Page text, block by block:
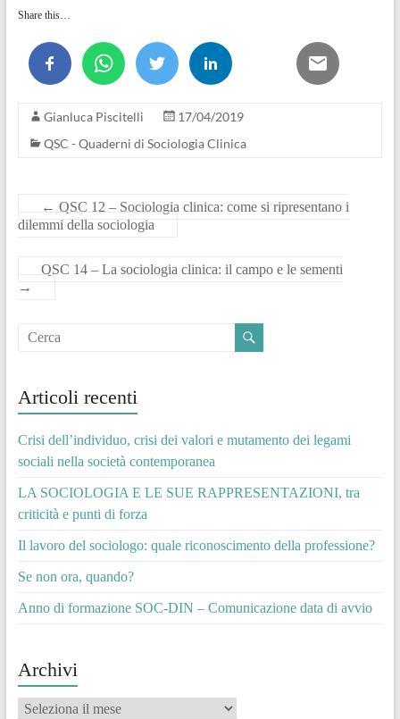
Share this…
Gianluca Piscitelli
17/04/2019
QSC - Quaderni di Sociologia Clinica
← QSC 12 – Sociologia clinica: come si ripresentano i
dilemmi della sociologia
QSC 14 – La sociologia clinica: il campo e le sementi
→
Articoli recenti
Crisi dell’individuo, crisi dei valori e mutamento dei legami
sociali nella società contemporanea
LA SOCIOLOGIA E LE SUE RAPPRESENTAZIONI, tra
criticità e punti di forza
Il lavoro del sociologo: quale riconoscimento della professione?
Se non ora, quando?
Anno di formazione SOC-DIN – Comunicazione data di avvio
Archivi
Archivi